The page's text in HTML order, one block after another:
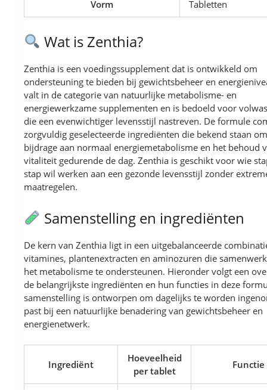
Vorm Tabletten
Wat is Zenthia?
Zenthia is een voedingssupplement dat is ontwikkeld om
ondersteuning te bieden bij gewichtsbeheer en
valt in de categorie van natuurlijke metabolisme- en
energiewerkzame supplementen en is bedoeld voor
die een evenwichtiger levensstijl nastreven. De formule
zorgvuldig geselecteerde ingrediënten die bekend staan
bijdrage aan normaal energiemetabolisme en het behoud
vitaliteit gedurende de dag. Zenthia is geschikt voor wie
stap wil werken aan een gezonde levensstijl zonder
maatregelen.
Samenstelling en ingrediënten
De kern van Zenthia ligt in een uitgebalanceerde
vitamines, plantenextracten en aminozuren die
het metabolisme te ondersteunen. Hieronder volgt een
de belangrijkste ingrediënten en hun functies in deze
samenstelling is ontworpen om dagelijks te worden
past bij een natuurlijke benadering van gewichtsbeheer en
energienetwerk.
Ingrediënt
Hoeveelheid
per tablet
Functie